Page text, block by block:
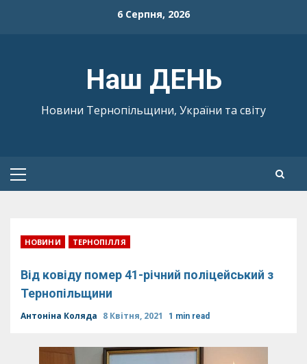
6 Серпня, 2026
Наш ДЕНЬ
Новини Тернопільщини, України та світу
Primary
НОВИНИ ТЕРНОПІЛЛЯ
Від ковіду помер 41-річний поліцейський з
Тернопільщини
Антоніна Коляда 8 Квітня, 2021 1 min read